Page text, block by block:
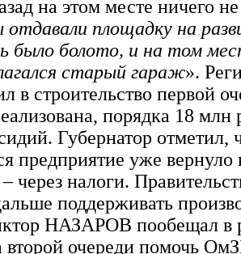
на этом месте ничего
отдавали площадку на
было болото, и на том
старый гараж».
в строительство первой
порядка 18 млн
Губернатор отметил,
предприятие уже
– через налоги.
поддерживать
НАЗАРОВ пообещал в
второй очереди помочь